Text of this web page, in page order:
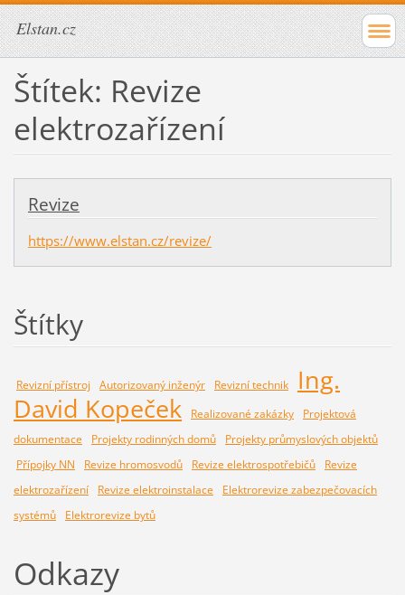
Elstan.cz
Štítek: Revize
elektrozařízení
Revize
https://www.elstan.cz/revize/
Štítky
Revizní přístroj Autorizovaný inženýr Revizní technik
Ing.
David Kopeček
Realizované zakázky
Projektová
dokumentace
Projekty rodinných domů
Projekty průmyslových objektů
Přípojky NN
Revize hromosvodů Revize elektrospotřebičů
Revize
elektrozařízení
Revize elektroinstalace
Elektrorevize zabezpečovacích
systémů
Elektrorevize bytů
Odkazy